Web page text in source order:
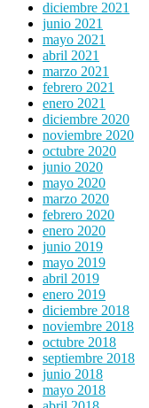
diciembre 2021
junio 2021
mayo 2021
abril 2021
marzo 2021
febrero 2021
enero 2021
diciembre 2020
noviembre 2020
octubre 2020
junio 2020
mayo 2020
marzo 2020
febrero 2020
enero 2020
junio 2019
mayo 2019
abril 2019
enero 2019
diciembre 2018
noviembre 2018
octubre 2018
septiembre 2018
junio 2018
mayo 2018